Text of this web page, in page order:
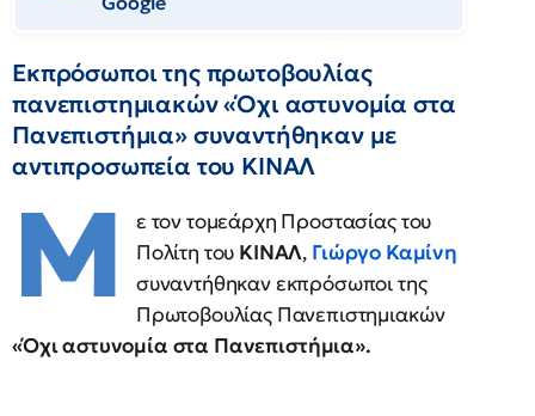
Εκπρόσωποι της πρωτοβουλίας
πανεπιστημιακών «Όχι αστυνομία στα
Πανεπιστήμια» συναντήθηκαν με
αντιπροσωπεία του ΚΙΝΑΛ
Μ
ε τον τομεάρχη Προστασίας του
Πολίτη του ΚΙΝΑΛ, Γιώργο Καμίνη
συναντήθηκαν εκπρόσωποι της
Πρωτοβουλίας Πανεπιστημιακών
«Όχι αστυνομία στα Πανεπιστήμια».